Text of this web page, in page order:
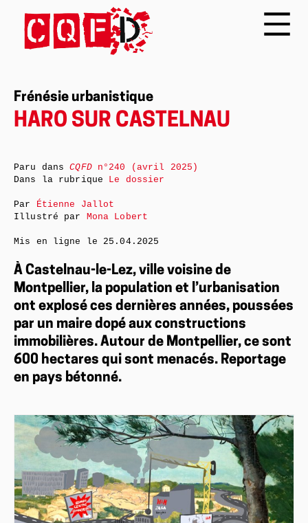
Frénésie urbanistique
HARO SUR CASTELNAU
À Castelnau-le-Lez, ville voisine de
Montpellier, la population et l’urbanisation
ont explosé ces dernières années, poussées
par un maire dopé aux constructions
immobilières. Autour de Montpellier, ce sont
600 hectares qui sont menacés. Reportage
en pays bétonné.
Paru dansCQFDn°240 (avril 2025)
Dans la rubrique Le dossier
Par Étienne Jallot
Illustré par Mona Lobert
Mis en ligne le 25.04.2025